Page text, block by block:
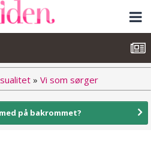
» Vi som sørger
på bakrommet?